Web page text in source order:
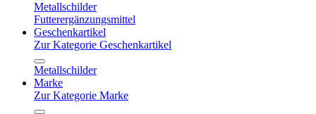
Metallschilder
Futterergänzungsmittel
Geschenkartikel
Zur Kategorie Geschenkartikel
Metallschilder
Marke
Zur Kategorie Marke